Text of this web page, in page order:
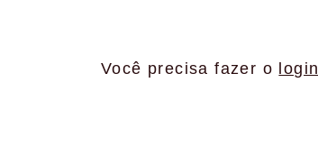
Você precisa fazer o login